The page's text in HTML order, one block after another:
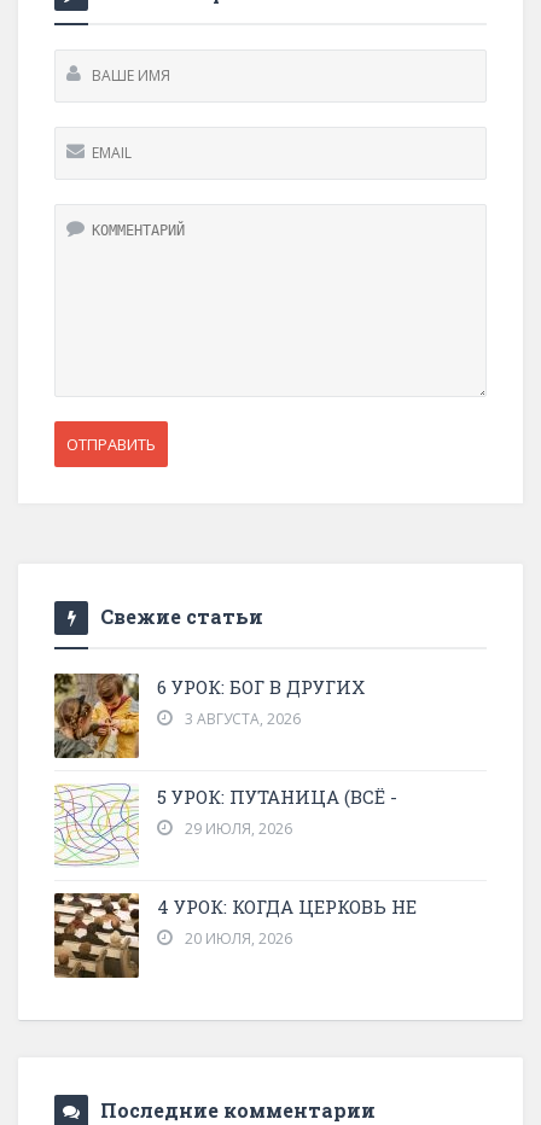
Свежие статьи
6 УРОК: БОГ В ДРУГИХ
3 АВГУСТА, 2026
5 УРОК: ПУТАНИЦА (ВСЁ -
29 ИЮЛЯ, 2026
4 УРОК: КОГДА ЦЕРКОВЬ НЕ
20 ИЮЛЯ, 2026
Последние комментарии